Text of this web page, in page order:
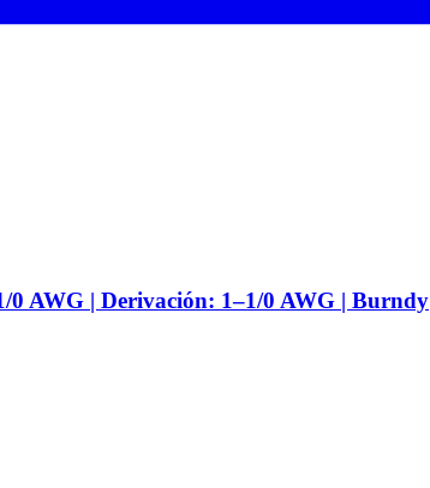
AWG | Derivación: 1–1/0 AWG | Burndy